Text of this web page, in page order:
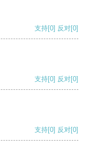
支持[0] 反对[0]
支持[0] 反对[0]
支持[0] 反对[0]